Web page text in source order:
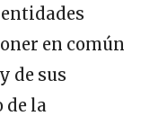
en común
de sus
de la